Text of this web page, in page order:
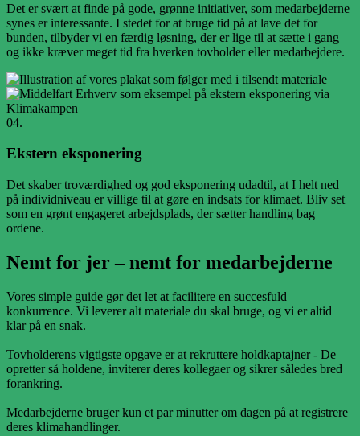
Det er svært at finde på gode, grønne initiativer, som medarbejderne
synes er interessante. I stedet for at bruge tid på at lave det for
bunden, tilbyder vi en færdig løsning, der er lige til at sætte i gang
og ikke kræver meget tid fra hverken tovholder eller medarbejdere.
04.
Ekstern eksponering
Det skaber troværdighed og god eksponering udadtil, at I helt ned
på individniveau er villige til at gøre en indsats for klimaet. Bliv set
som en grønt engageret arbejdsplads, der sætter handling bag
ordene.
Nemt for jer – nemt for medarbejderne
Vores simple guide gør det let at facilitere en succesfuld
konkurrence. Vi leverer alt materiale du skal bruge, og vi er altid
klar på en snak.
Tovholderens vigtigste opgave er at rekruttere holdkaptajner - De
opretter så holdene, inviterer deres kollegaer og sikrer således bred
forankring.
Medarbejderne bruger kun et par minutter om dagen på at registrere
deres klimahandlinger.